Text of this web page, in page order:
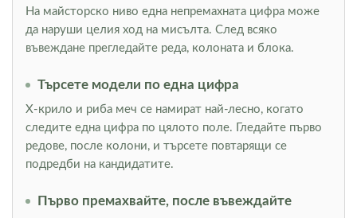
На майсторско ниво една непремахната цифра може
да наруши целия ход на мисълта. След всяко
въвеждане прегледайте реда, колоната и блока.
Търсете модели по една цифра
Х-крило и риба меч се намират най-лесно, когато
следите една цифра по цялото поле. Гледайте първо
редове, после колони, и търсете повтарящи се
подредби на кандидатите.
Първо премахвайте, после въвеждайте